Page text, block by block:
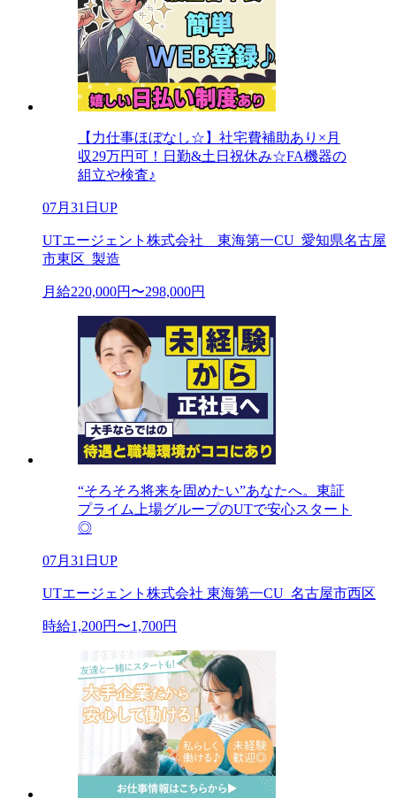
【力仕事ほぼなし☆】社宅費補助あり×月
収29万円可！日勤&土日祝休み☆FA機器の
組立や検査♪
07月31日UP
UTエージェント株式会社 東海第一CU_愛知県名古屋
市東区_製造
月給220,000円〜298,000円
“そろそろ将来を固めたい”あなたへ。東証
プライム上場グループのUTで安心スタート
◎
07月31日UP
UTエージェント株式会社 東海第一CU_名古屋市西区
時給1,200円〜1,700円